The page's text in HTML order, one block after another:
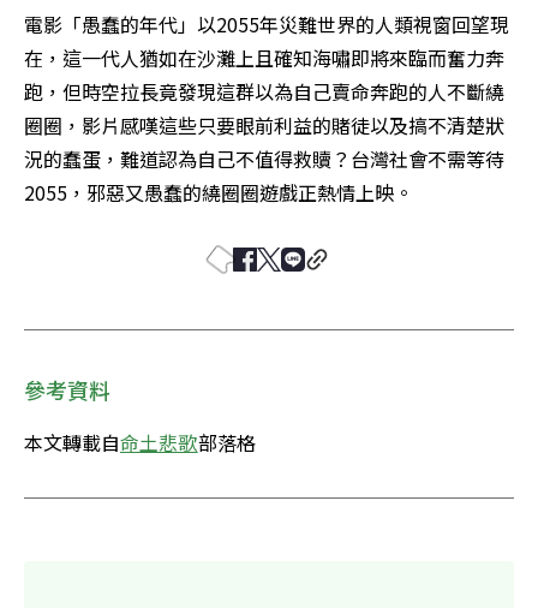
電影「愚蠢的年代」以2055年災難世界的人類視窗回望現
在，這一代人猶如在沙灘上且確知海嘯即將來臨而奮力奔
跑，但時空拉長竟發現這群以為自己賣命奔跑的人不斷繞
圈圈，影片感嘆這些只要眼前利益的賭徒以及搞不清楚狀
況的蠢蛋，難道認為自己不值得救贖？台灣社會不需等待
2055，邪惡又愚蠢的繞圈圈遊戲正熱情上映。
參考資料
本文轉載自命土悲歌部落格